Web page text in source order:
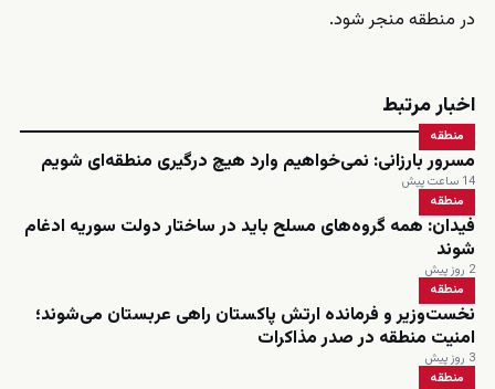
در منطقه منجر شود.
اخبار مرتبط
منطقه
مسرور بارزانی: نمی‌خواهیم وارد هیچ درگیری منطقه‌ای شویم
14 ساعت پیش
منطقه
فیدان: همه گروه‌های مسلح باید در ساختار دولت سوریه ادغام
شوند
2 روز پیش
منطقه
نخست‌وزیر و فرمانده ارتش پاکستان راهی عربستان می‌شوند؛
امنیت منطقه در صدر مذاکرات
3 روز پیش
منطقه